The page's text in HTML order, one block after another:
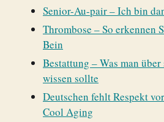
Senior-Au-pair – Ich bin
Thrombose – So erkennen
Bein
Bestattung – Was man
wissen sollte
Deutschen fehlt Respekt
Cool Aging